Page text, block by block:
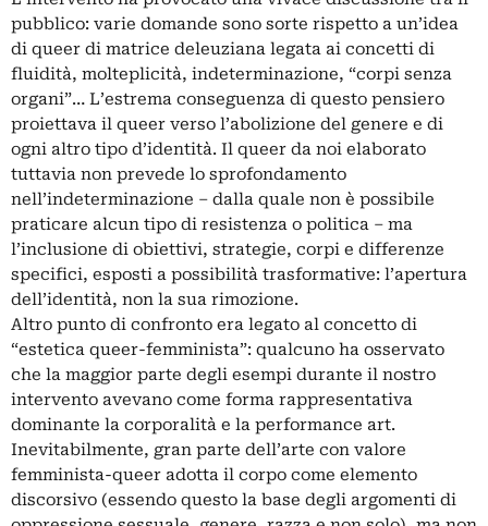
pubblico: varie domande sono sorte rispetto a un’idea
di queer di matrice deleuziana legata ai concetti di
fluidità, molteplicità, indeterminazione, “corpi senza
organi”… L’estrema conseguenza di questo pensiero
proiettava il queer verso l’abolizione del genere e di
ogni altro tipo d’identità. Il queer da noi elaborato
tuttavia non prevede lo sprofondamento
nell’indeterminazione – dalla quale non è possibile
praticare alcun tipo di resistenza o politica – ma
l’inclusione di obiettivi, strategie, corpi e differenze
specifici, esposti a possibilità trasformative: l’apertura
dell’identità, non la sua rimozione.
Altro punto di confronto era legato al concetto di
“estetica queer-femminista”: qualcuno ha osservato
che la maggior parte degli esempi durante il nostro
intervento avevano come forma rappresentativa
dominante la corporalità e la performance art.
Inevitabilmente, gran parte dell’arte con valore
femminista-queer adotta il corpo come elemento
discorsivo (essendo questo la base degli argomenti di